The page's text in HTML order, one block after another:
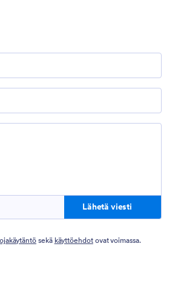
Lähetä viesti
sekä käyttöehdotovat voimassa.